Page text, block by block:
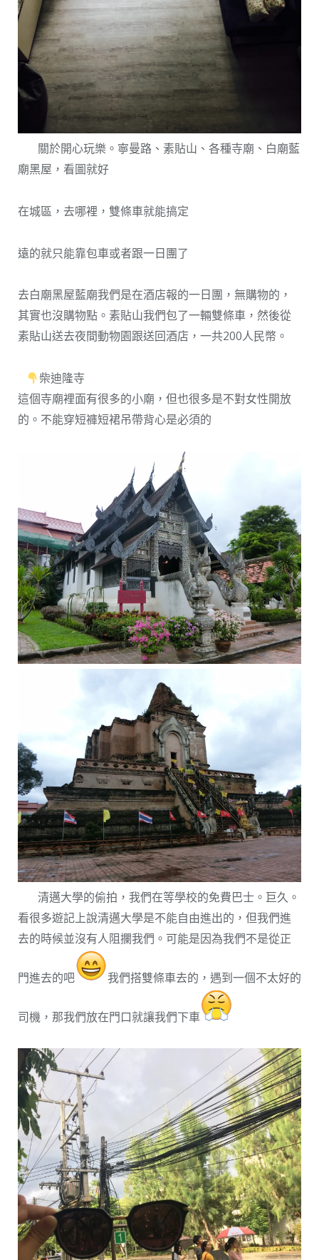
關於開心玩樂。寧曼路、素貼山、各種寺廟、白廟藍
廟黑屋，看圖就好
在城區，去哪裡，雙條車就能搞定
遠的就只能靠包車或者跟一日團了
去白廟黑屋藍廟我們是在酒店報的一日團，無購物的，
其實也沒購物點。素貼山我們包了一輛雙條車，然後從
素貼山送去夜間動物園跟送回酒店，一共200人民幣。
柴迪隆寺
這個寺廟裡面有很多的小廟，但也很多是不對女性開放
的。不能穿短褲短裙吊帶背心是必須的
清邁大學的偷拍，我們在等學校的免費巴士。巨久。
看很多遊記上說清邁大學是不能自由進出的，但我們進
去的時候並沒有人阻攔我們。可能是因為我們不是從正
門進去的吧 我們搭雙條車去的，遇到一個不太好的
司機，那我們放在門口就讓我們下車